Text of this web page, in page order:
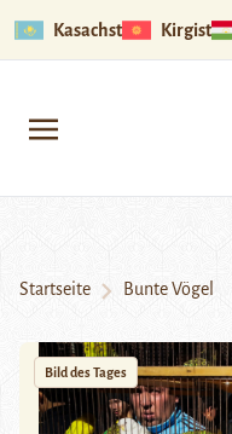
Kasachstan Kirgistan
Startseite Bunte Vögel
Bild des Tages